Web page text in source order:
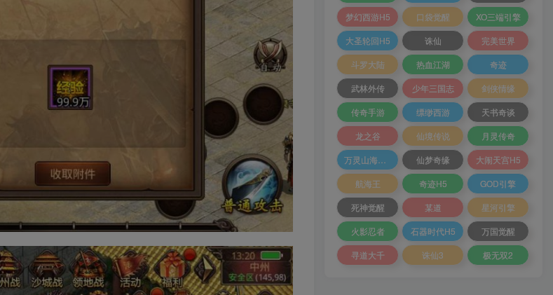
梦幻西游H5
口袋觉醒
XO三端引擎
大圣轮回H5
诛仙
完美世界
斗罗大陆
热血江湖
奇迹
武林外传
少年三国志
剑侠情缘
传奇手游
缥缈西游
天书奇谈
龙之谷
仙境传说
月灵传奇
仙梦奇缘
大闹天宫H5
航海王
奇迹H5
GOD引擎
死神觉醒
某道
星河引擎
火影忍者
石器时代H5
万国觉醒
寻道大千
诛仙3 极无双2